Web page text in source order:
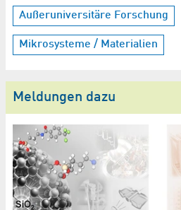
Außeruniversitäre Forschung
Mikrosysteme / Materialien
Meldungen dazu